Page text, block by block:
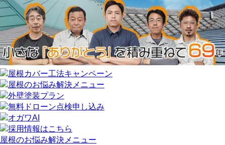
屋根のお悩み解決メニュー